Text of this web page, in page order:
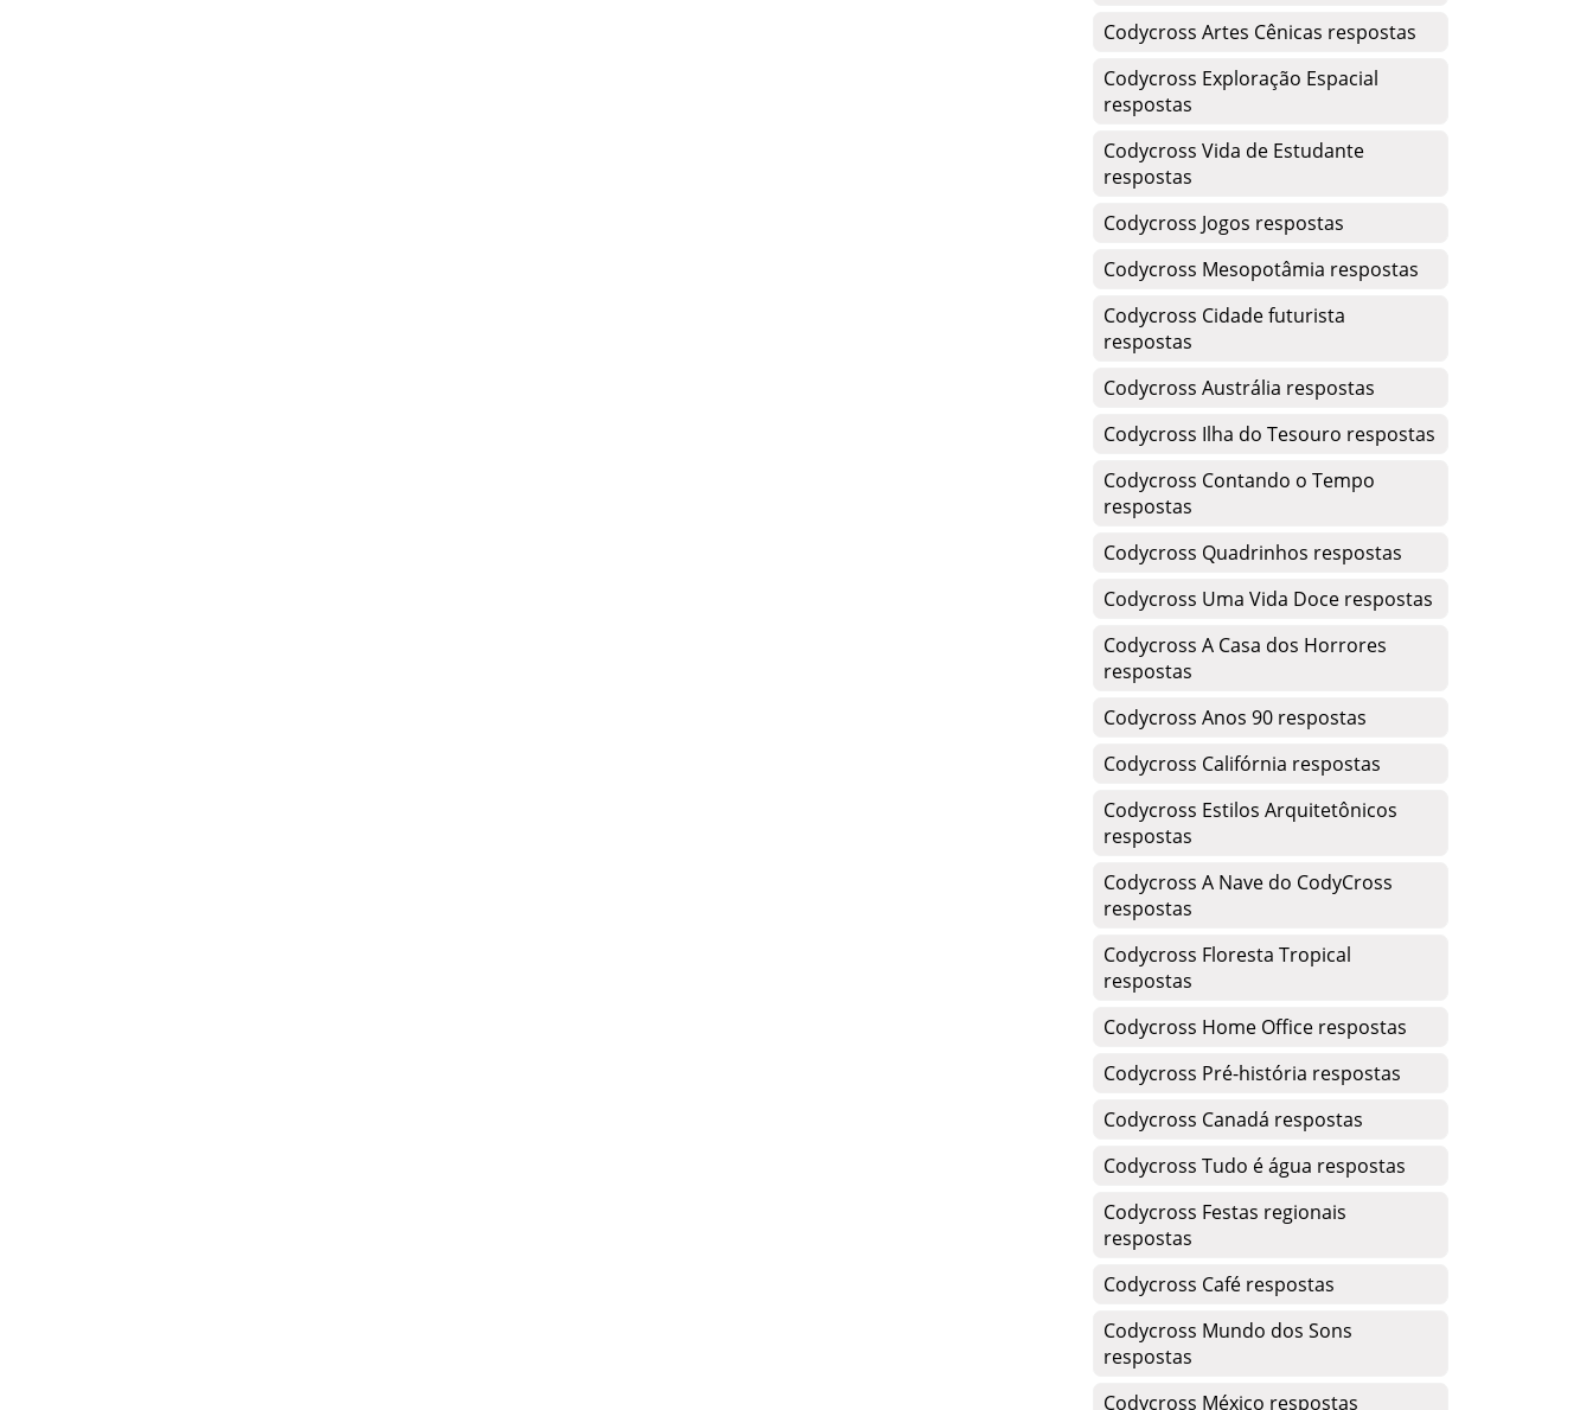
Codycross Artes Cênicas respostas
Codycross Exploração Espacial
respostas
Codycross Vida de Estudante
respostas
Codycross Jogos respostas
Codycross Mesopotâmia respostas
Codycross Cidade futurista
respostas
Codycross Austrália respostas
Codycross Ilha do Tesouro respostas
Codycross Contando o Tempo
respostas
Codycross Quadrinhos respostas
Codycross Uma Vida Doce respostas
Codycross A Casa dos Horrores
respostas
Codycross Anos 90 respostas
Codycross Califórnia respostas
Codycross Estilos Arquitetônicos
respostas
Codycross A Nave do CodyCross
respostas
Codycross Floresta Tropical
respostas
Codycross Home Office respostas
Codycross Pré-história respostas
Codycross Canadá respostas
Codycross Tudo é água respostas
Codycross Festas regionais
respostas
Codycross Café respostas
Codycross Mundo dos Sons
respostas
Codycross México respostas